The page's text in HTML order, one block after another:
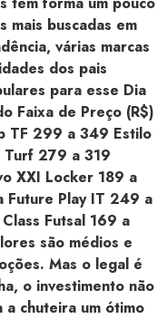
mais buscadas em
várias marcas
dos pais
para esse Dia
Faixa de Preço (R$)
TF 299 a 349 Estilo
279 a 319
XXI Locker 189 a
Future Play IT 249 a
Futsal 169 a
são médios e
Mas o legal é
o investimento não
chuteira um ótimo